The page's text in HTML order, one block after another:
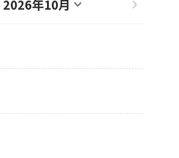
2026年10月 expand_more chevron_right